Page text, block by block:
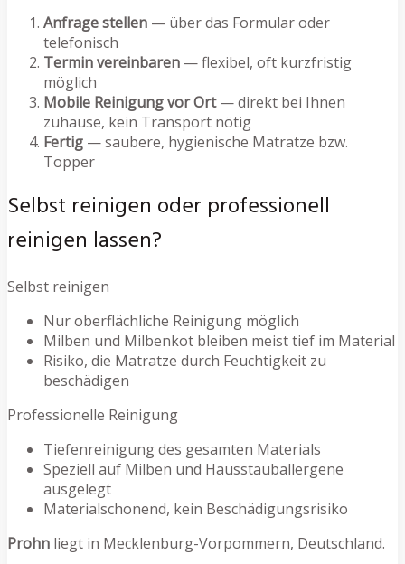
Anfrage stellen — über das Formular oder
telefonisch
Termin vereinbaren — flexibel, oft kurzfristig
möglich
Mobile Reinigung vor Ort— direkt bei Ihnen
zuhause, kein Transport nötig
Fertig — saubere, hygienische Matratze bzw.
Topper
Selbst reinigen oder professionell
reinigen lassen?
Selbst reinigen
Nur oberflächliche Reinigung möglich
Milben und Milbenkot bleiben meist tief im Material
Risiko, die Matratze durch Feuchtigkeit zu
beschädigen
Professionelle Reinigung
Tiefenreinigung des gesamten Materials
Speziell auf Milben und Hausstauballergene
ausgelegt
Materialschonend, kein Beschädigungsrisiko
Prohn liegt in Mecklenburg-Vorpommern, Deutschland.